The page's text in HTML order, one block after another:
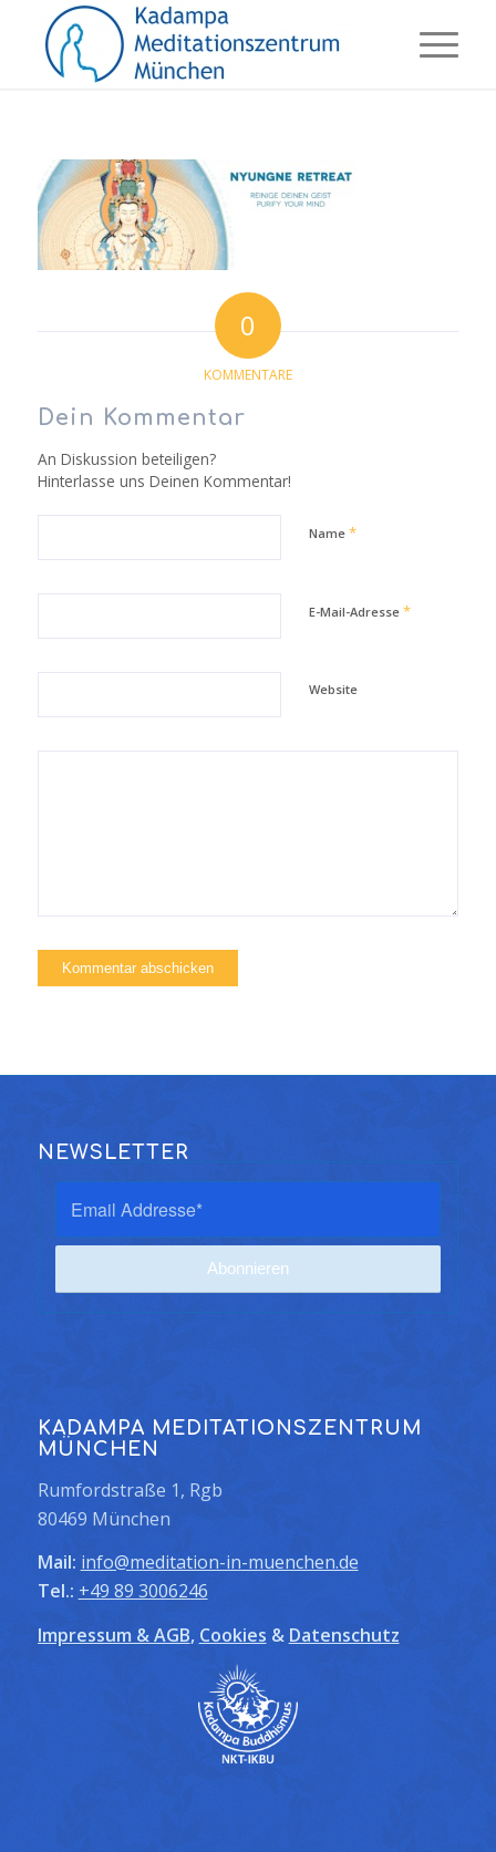
0
KOMMENTARE
Dein Kommentar
An Diskussion beteiligen?
Hinterlasse uns Deinen Kommentar!
Name *
E-Mail-Adresse *
Website
NEWSLETTER
KADAMPA MEDITATIONSZENTRUM
MÜNCHEN
Rumfordstraße 1, Rgb
80469 München
Mail: info@meditation-in-muenchen.de
Tel.: +49 89 3006246
Impressum & AGB, Cookies & Datenschutz